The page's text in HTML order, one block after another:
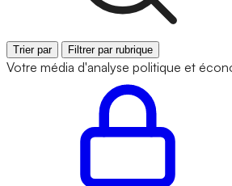
Trier par Filtrer par rubrique
Votre média d'analyse politique et